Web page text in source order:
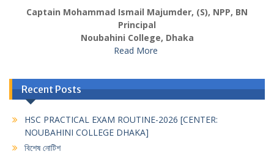
Captain Mohammad Ismail Majumder, (S), NPP, BN
Principal
Noubahini College, Dhaka
Read More
Recent Posts
HSC PRACTICAL EXAM ROUTINE-2026 [CENTER:
NOUBAHINI COLLEGE DHAKA]
বিশেষ নোটিশ